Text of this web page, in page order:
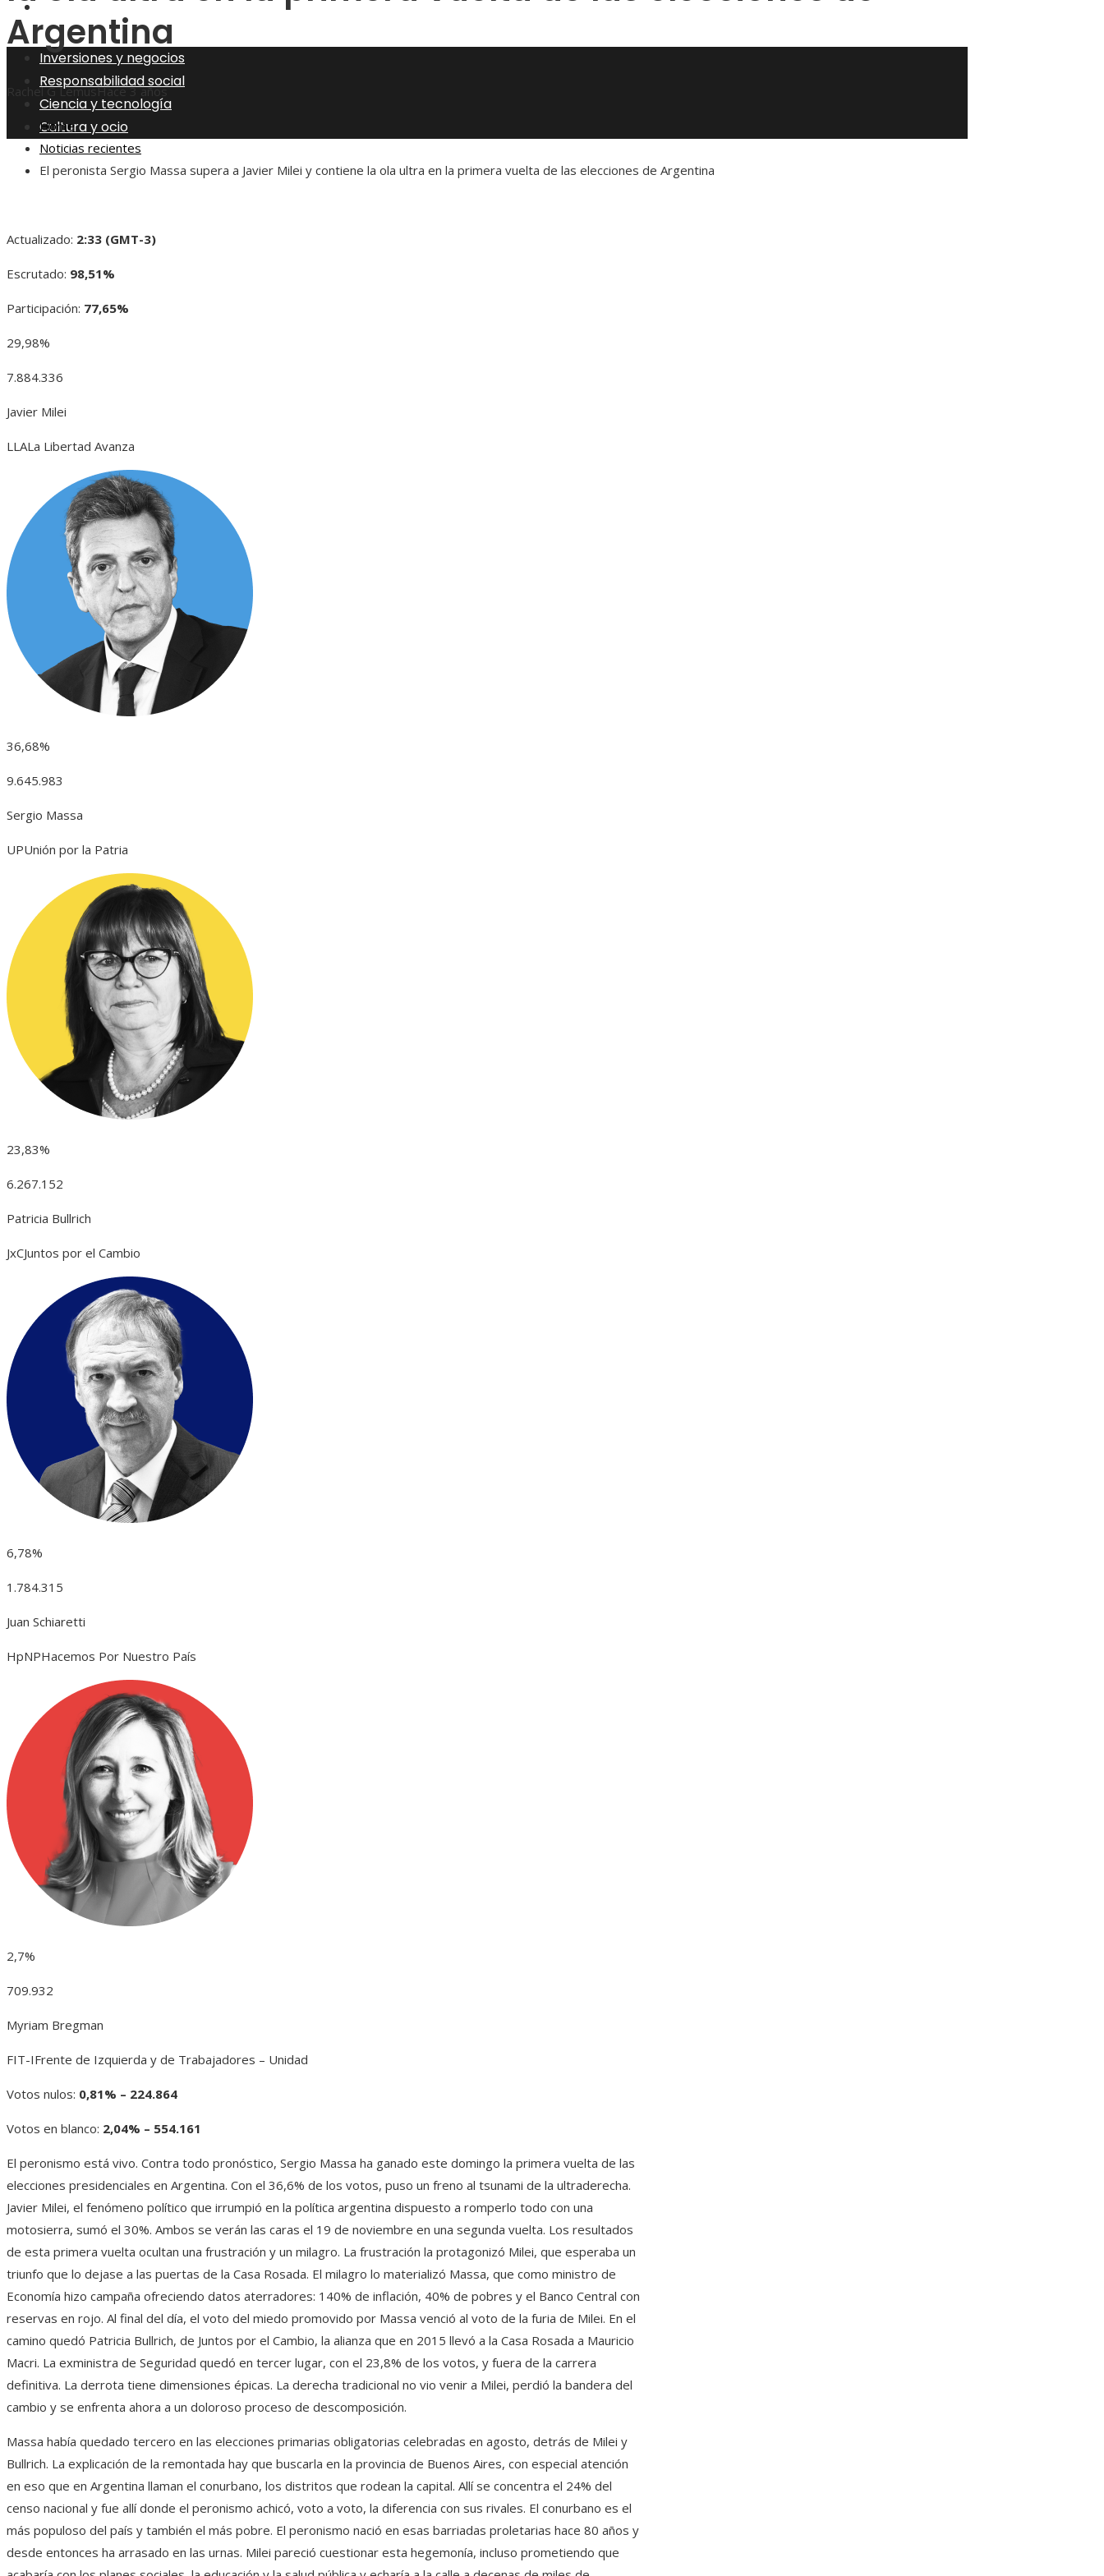
Cultura y ocio
Inversiones y negocios
Responsabilidad social
Ciencia y tecnología
Cultura y ocio
Argentina
Rachel G LemusHace 3 años
Home
Noticias recientes
El peronista Sergio Massa supera a Javier Milei y contiene la ola ultra en la primera vuelta de las elecciones de Argentina
Actualizado: 2:33 (GMT-3)
Escrutado: 98,51%
Participación: 77,65%
29,98%
7.884.336
Javier Milei
LLALa Libertad Avanza
36,68%
9.645.983
Sergio Massa
UPUnión por la Patria
23,83%
6.267.152
Patricia Bullrich
JxCJuntos por el Cambio
6,78%
1.784.315
Juan Schiaretti
HpNPHacemos Por Nuestro País
2,7%
709.932
Myriam Bregman
FIT-IFrente de Izquierda y de Trabajadores – Unidad
Votos nulos: 0,81% – 224.864
Votos en blanco: 2,04% – 554.161
El peronismo está vivo. Contra todo pronóstico, Sergio Massa ha ganado este domingo la primera vuelta de las
elecciones presidenciales en Argentina. Con el 36,6% de los votos, puso un freno al tsunami de la ultraderecha.
Javier Milei, el fenómeno político que irrumpió en la política argentina dispuesto a romperlo todo con una
motosierra, sumó el 30%. Ambos se verán las caras el 19 de noviembre en una segunda vuelta. Los resultados
de esta primera vuelta ocultan una frustración y un milagro. La frustración la protagonizó Milei, que esperaba un
triunfo que lo dejase a las puertas de la Casa Rosada. El milagro lo materializó Massa, que como ministro de
Economía hizo campaña ofreciendo datos aterradores: 140% de inflación, 40% de pobres y el Banco Central con
reservas en rojo. Al final del día, el voto del miedo promovido por Massa venció al voto de la furia de Milei. En el
camino quedó Patricia Bullrich, de Juntos por el Cambio, la alianza que en 2015 llevó a la Casa Rosada a Mauricio
Macri. La exministra de Seguridad quedó en tercer lugar, con el 23,8% de los votos, y fuera de la carrera
definitiva. La derrota tiene dimensiones épicas. La derecha tradicional no vio venir a Milei, perdió la bandera del
cambio y se enfrenta ahora a un doloroso proceso de descomposición.
Massa había quedado tercero en las elecciones primarias obligatorias celebradas en agosto, detrás de Milei y
Bullrich. La explicación de la remontada hay que buscarla en la provincia de Buenos Aires, con especial atención
en eso que en Argentina llaman el conurbano, los distritos que rodean la capital. Allí se concentra el 24% del
censo nacional y fue allí donde el peronismo achicó, voto a voto, la diferencia con sus rivales. El conurbano es el
más populoso del país y también el más pobre. El peronismo nació en esas barriadas proletarias hace 80 años y
desde entonces ha arrasado en las urnas. Milei pareció cuestionar esta hegemonía, incluso prometiendo que